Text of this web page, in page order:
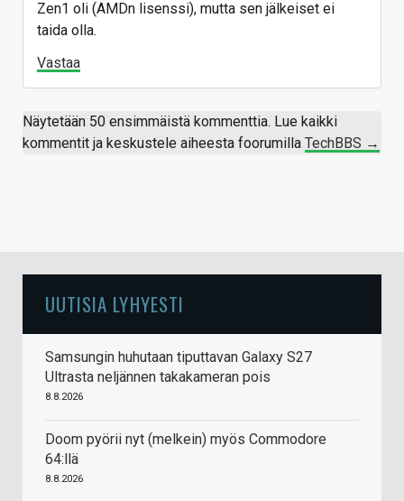
Zen1 oli (AMDn lisenssi), mutta sen jälkeiset ei
taida olla.
Vastaa
Näytetään 50 ensimmäistä kommenttia. Lue kaikki
kommentit ja keskustele aiheesta foorumilla TechBBS →
UUTISIA LYHYESTI
Samsungin huhutaan tiputtavan Galaxy S27
Ultrasta neljännen takakameran pois
8.8.2026
Doom pyörii nyt (melkein) myös Commodore
64:llä
8.8.2026